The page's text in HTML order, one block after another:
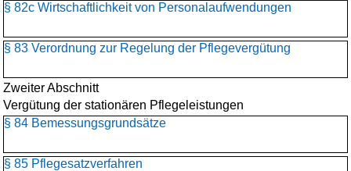
§ 82c Wirtschaftlichkeit von Personalaufwendungen
§ 83 Verordnung zur Regelung der Pflegevergütung
Zweiter Abschnitt
Vergütung der stationären Pflegeleistungen
§ 84 Bemessungsgrundsätze
§ 85 Pflegesatzverfahren